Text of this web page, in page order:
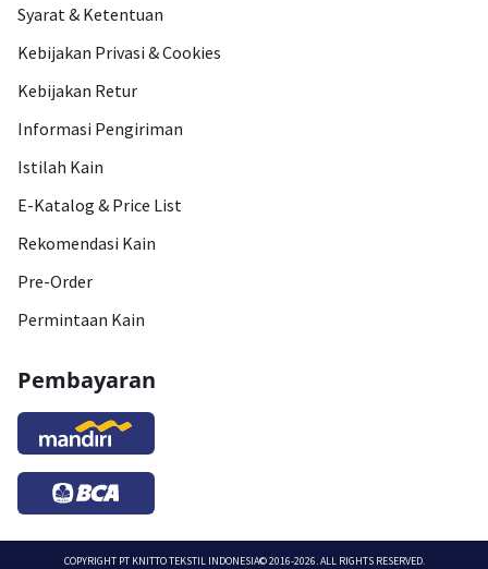
Syarat & Ketentuan
Kebijakan Privasi & Cookies
Kebijakan Retur
Informasi Pengiriman
Istilah Kain
E-Katalog & Price List
Rekomendasi Kain
Pre-Order
Permintaan Kain
Pembayaran
COPYRIGHT PT KNITTO TEKSTIL INDONESIA© 2016-2026. ALL RIGHTS RESERVED.